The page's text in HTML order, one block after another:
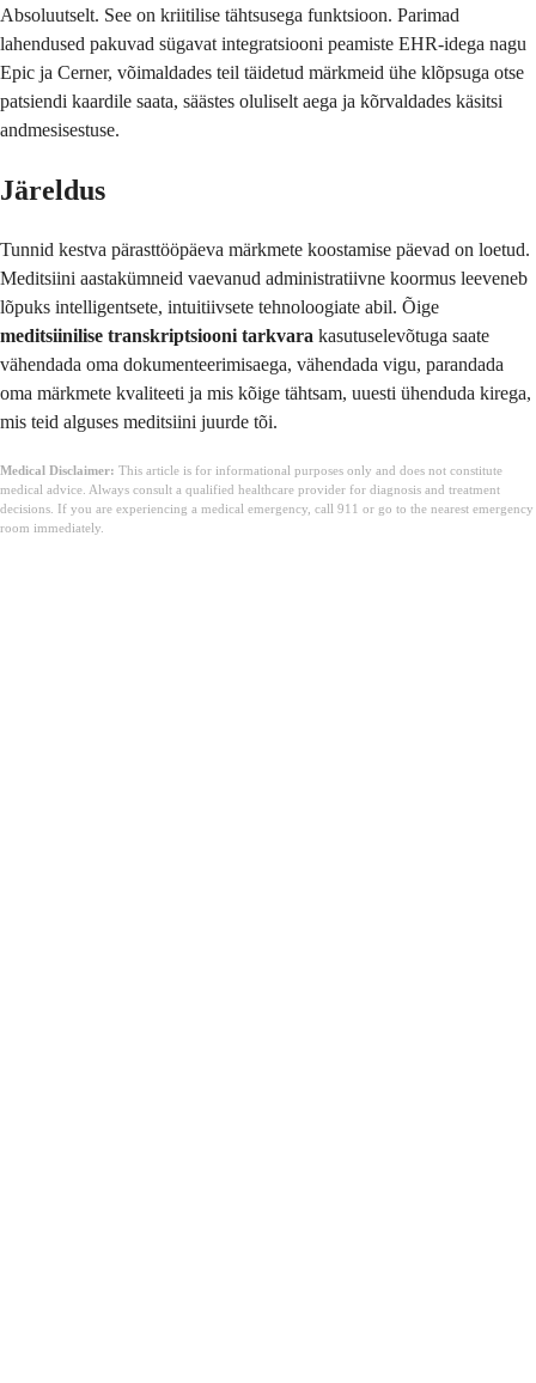
Absoluutselt. See on kriitilise tähtsusega funktsioon. Parimad
lahendused pakuvad sügavat integratsiooni peamiste EHR-idega nagu
Epic ja Cerner, võimaldades teil täidetud märkmeid ühe klõpsuga otse
patsiendi kaardile saata, säästes oluliselt aega ja kõrvaldades käsitsi
andmesisestuse.
Järeldus
Tunnid kestva pärasttööpäeva märkmete koostamise päevad on loetud.
Meditsiini aastakümneid vaevanud administratiivne koormus leeveneb
lõpuks intelligentsete, intuitiivsete tehnoloogiate abil. Õige
meditsiinilise transkriptsiooni tarkvara kasutuselevõtuga saate
vähendada oma dokumenteerimisaega, vähendada vigu, parandada
oma märkmete kvaliteeti ja mis kõige tähtsam, uuesti ühenduda kirega,
mis teid alguses meditsiini juurde tõi.
Medical Disclaimer: This article is for informational purposes only and does not constitute
medical advice. Always consult a qualified healthcare provider for diagnosis and treatment
decisions. If you are experiencing a medical emergency, call 911 or go to the nearest emergency
room immediately.